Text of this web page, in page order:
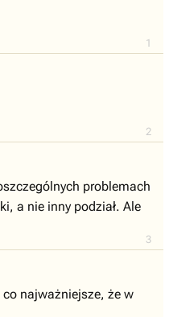
1
2
3
problemach
a nie inny podział. Ale
najważniejsze, że w